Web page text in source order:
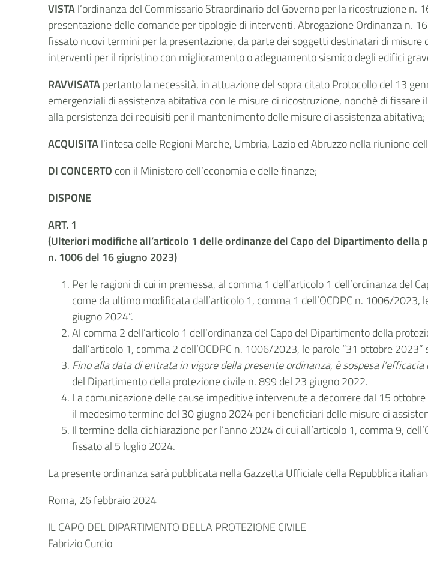
VISTAl’ordinanza del Commissario Straordinario del Governo per la ricostruzione
presentazione delle domande per tipologie di interventi. Abrogazione Ordinanza n.
fissato nuovi termini per la presentazione, da parte dei soggetti destinatari di
interventi per il ripristino con miglioramento o adeguamento sismico degli edifici
RAVVISATApertanto la necessità, in attuazione del sopra citato Protocollo del 13
emergenziali di assistenza abitativa con le misure di ricostruzione, nonché di
alla persistenza dei requisiti per il mantenimento delle misure di assistenza abitativa;
ACQUISITAl’intesa delle Regioni Marche, Umbria, Lazio ed Abruzzo nella riunione
DI CONCERTO con il Ministero dell’economia e delle finanze;
DISPONE
ART. 1
(Ulteriori modifiche all’articolo 1 delle ordinanze del Capo del Dipartimento
n. 1006 del 16 giugno 2023)
Per le ragioni di cui in premessa, al comma 1 dell’articolo 1 dell’ordinanza del
come da ultimo modificata dall’articolo 1, comma 1 dell’OCDPC n. 1006/
giugno 2024”.
Al comma 2 dell’articolo 1 dell’ordinanza del Capo del Dipartimento della
dall’articolo 1, comma 2 dell’OCDPC n. 1006/2023, le parole “31 ottobre
Fino alla data di entrata in vigore della presente ordinanza, è sospesa
del Dipartimento della protezione civile n. 899 del 23 giugno 2022.
La comunicazione delle cause impeditive intervenute a decorrere dal 15
il medesimo termine del 30 giugno 2024 per i beneficiari delle misure di
Il termine della dichiarazione per l’anno 2024 di cui all’articolo 1, comma 9,
fissato al 5 luglio 2024.
La presente ordinanza sarà pubblicata nella Gazzetta Ufficiale della Repubblica
Roma, 26 febbraio 2024
IL CAPO DEL DIPARTIMENTO DELLA PROTEZIONE CIVILE
Fabrizio Curcio